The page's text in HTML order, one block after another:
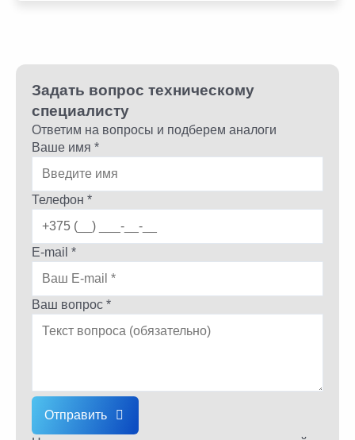
Задать вопрос техническому
специалисту
Ответим на вопросы и подберем аналоги
Ваше имя *
Телефон *
E-mail *
Ваш вопрос *
Отправить